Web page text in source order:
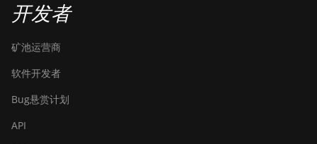
开发者
矿池运营商
软件开发者
Bug悬赏计划
API